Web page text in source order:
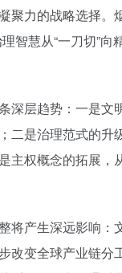
聚力的战略选择。
智慧从“一刀切”
深层趋势：一是
二是治理范式的
主权概念的拓展
将产生深远影响
改变全球产业链